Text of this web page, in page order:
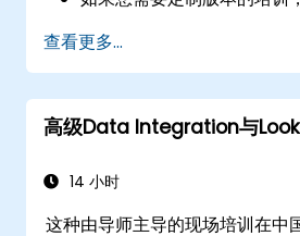
查看更多...
高级Data Integration与
14 小时
这种由导师主导的现场培训在中